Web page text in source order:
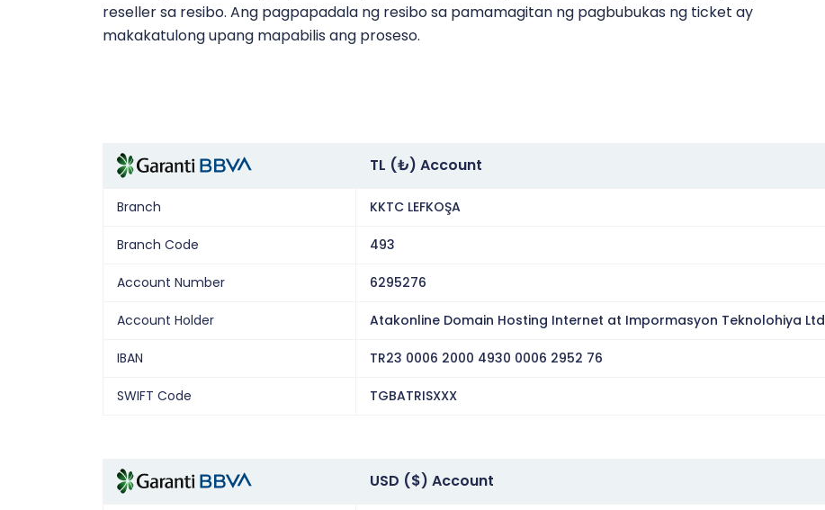
reseller sa resibo. Ang pagpapadala ng resibo sa pamamagitan ng pagbubukas ng ticket ay
makakatulong upang mapabilis ang proseso.
TL (₺) Account
Branch KKTC LEFKOŞA
Branch Code 493
Account Number 6295276
Account Holder Atakonline Domain Hosting Internet at Impormasyon Teknolohiya Ltd
IBAN TR23 0006 2000 4930 0006 2952 76
SWIFT Code TGBATRISXXX
USD ($) Account